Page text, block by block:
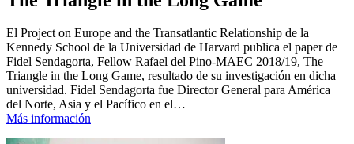
El Project on Europe and the Transatlantic Relationship de la
Kennedy School de la Universidad de Harvard publica el paper de
Fidel Sendagorta, Fellow Rafael del Pino-MAEC 2018/19, The
Triangle in the Long Game, resultado de su investigación en dicha
universidad. Fidel Sendagorta fue Director General para América
del Norte, Asia y el Pacífico en el…
Más información